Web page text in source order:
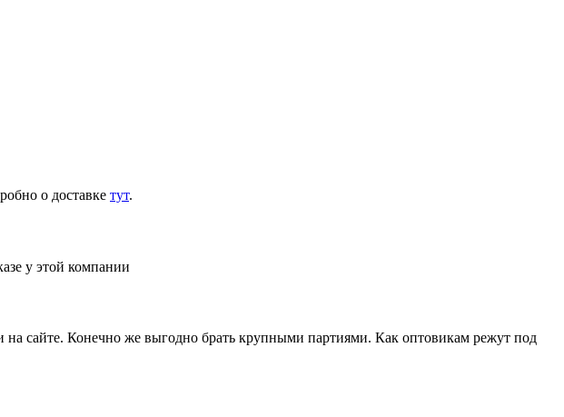
о доставке тут.
у этой компании
сайте. Конечно же выгодно брать крупными партиями. Как оптовикам режут под